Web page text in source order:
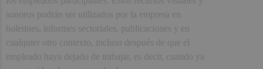
sonoros podrán ser utilizados por la empresa en
boletines, informes sectoriales, publicaciones y en
cualquier otro contexto, incluso después de que el
empleado haya dejado de trabajar, es decir, cuando ya